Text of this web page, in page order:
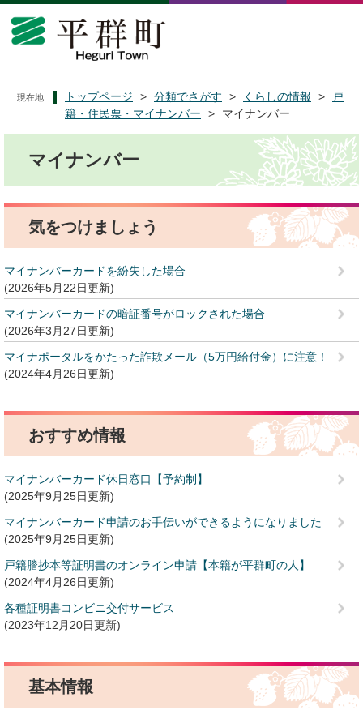
ペ
メ
現在地 トップページ > 分類でさがす > くらしの情報 >
戸
籍・住民票・マイナンバー
> マイナンバー
マイナンバー
気をつけましょう
マイナンバーカードを紛失した場合
2026年5月22日更新
マイナンバーカードの暗証番号がロックされた場合
2026年3月27日更新
マイナポータルをかたった詐欺メール（5万円給付金）に注意！
2024年4月26日更新
おすすめ情報
マイナンバーカード休日窓口【予約制】
2025年9月25日更新
マイナンバーカード申請のお手伝いができるようになりました
2025年9月25日更新
戸籍謄抄本等証明書のオンライン申請【本籍が平群町の人】
2024年4月26日更新
各種証明書コンビニ交付サービス
2023年12月20日更新
基本情報